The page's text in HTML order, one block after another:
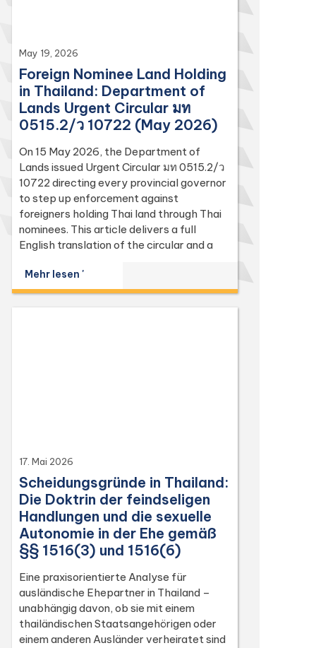
May 19, 2026
Foreign Nominee Land Holding
in Thailand: Department of
Lands Urgent Circular มท
0515.2/ว 10722 (May 2026)
On 15 May 2026, the Department of
Lands issued Urgent Circular มท 0515.2/ว
10722 directing every provincial governor
to step up enforcement against
foreigners holding Thai land through Thai
nominees. This article delivers a full
English translation of the circular and a
(Sections 74, 86, 94, 96 bis, 97, 98, 111,
112, 113) and the Penal Code (Sections 137
and 267) it relies on, with the leading
Mehr lesen '
17. Mai 2026
Scheidungsgründe in Thailand:
Die Doktrin der feindseligen
Handlungen und die sexuelle
Autonomie in der Ehe gemäß
§§ 1516(3) und 1516(6)
Eine praxisorientierte Analyse für
ausländische Ehepartner in Thailand –
unabhängig davon, ob sie mit einem
thailändischen Staatsangehörigen oder
einem anderen Ausländer verheiratet sind